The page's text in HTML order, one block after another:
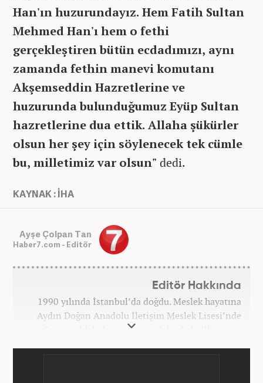
Han'ın huzurundayız. Hem Fatih Sultan
Mehmed Han'ı hem o fethi
gerçekleştiren bütün ecdadımızı, aynı
zamanda fethin manevi komutanı
Akşemseddin Hazretlerine ve
huzurunda bulunduğumuz Eyüp Sultan
hazretlerine dua ettik. Allaha şükürler
olsun her şey için söylenecek tek cümle
bu, milletimiz var olsun" dedi.
KAYNAK : İHA
Ayşe Çolpan Tan
Haber7.com - Editör
Editör Hakkında
1990 yılında İstanbul’da doğdu. Meslek hayatına
Aydın Doğan Anadolu İletişim Meslek Lisesi’nde
Gazetecilik bölümü okuyarak başladı. İlk stajını